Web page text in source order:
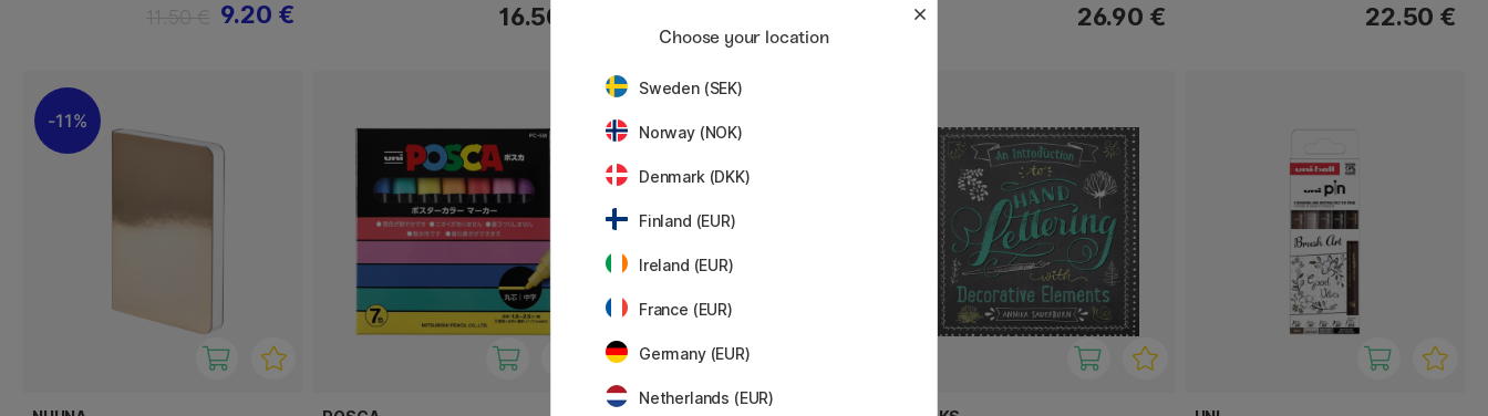
9.20 € 16.50 € 26.90 € 22.50 €
11%
Choose your location
Sweden (SEK)
Norway (NOK)
Denmark (DKK)
Finland (EUR)
Ireland (EUR)
France (EUR)
Germany (EUR)
Netherlands (EUR)